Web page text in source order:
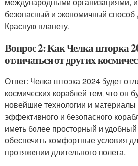
безопасный и экономичный способ
Красную планету.
Вопрос 2: Как Челка шторка
отличаться от других
Ответ: Челка шторка 2024 будет
космических кораблей тем, что он
новейшие технологии и
эффективного и безопасного
иметь более просторный и
обеспечить комфортные условия
протяжении длительного полета.